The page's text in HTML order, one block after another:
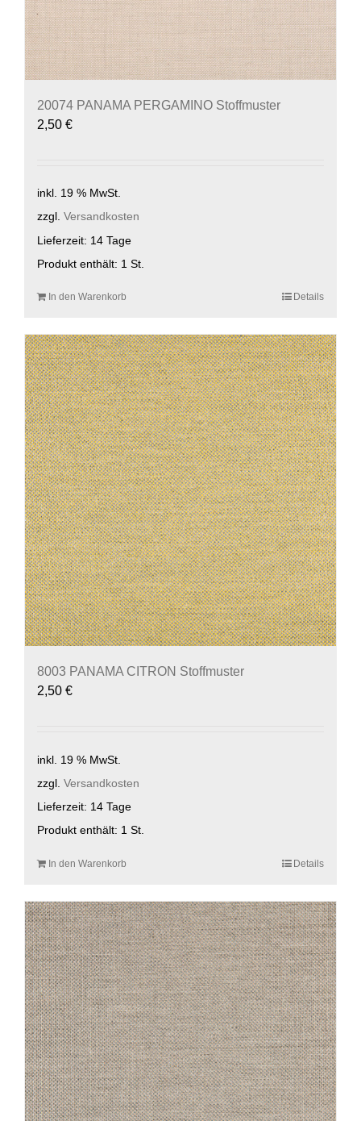
20074 PANAMA PERGAMINO Stoffmuster
2,50 €
inkl. 19 % MwSt.
zzgl. Versandkosten
Lieferzeit: 14 Tage
Produkt enthält: 1 St.
In den Warenkorb Details
8003 PANAMA CITRON Stoffmuster
2,50 €
inkl. 19 % MwSt.
zzgl. Versandkosten
Lieferzeit: 14 Tage
Produkt enthält: 1 St.
In den Warenkorb Details